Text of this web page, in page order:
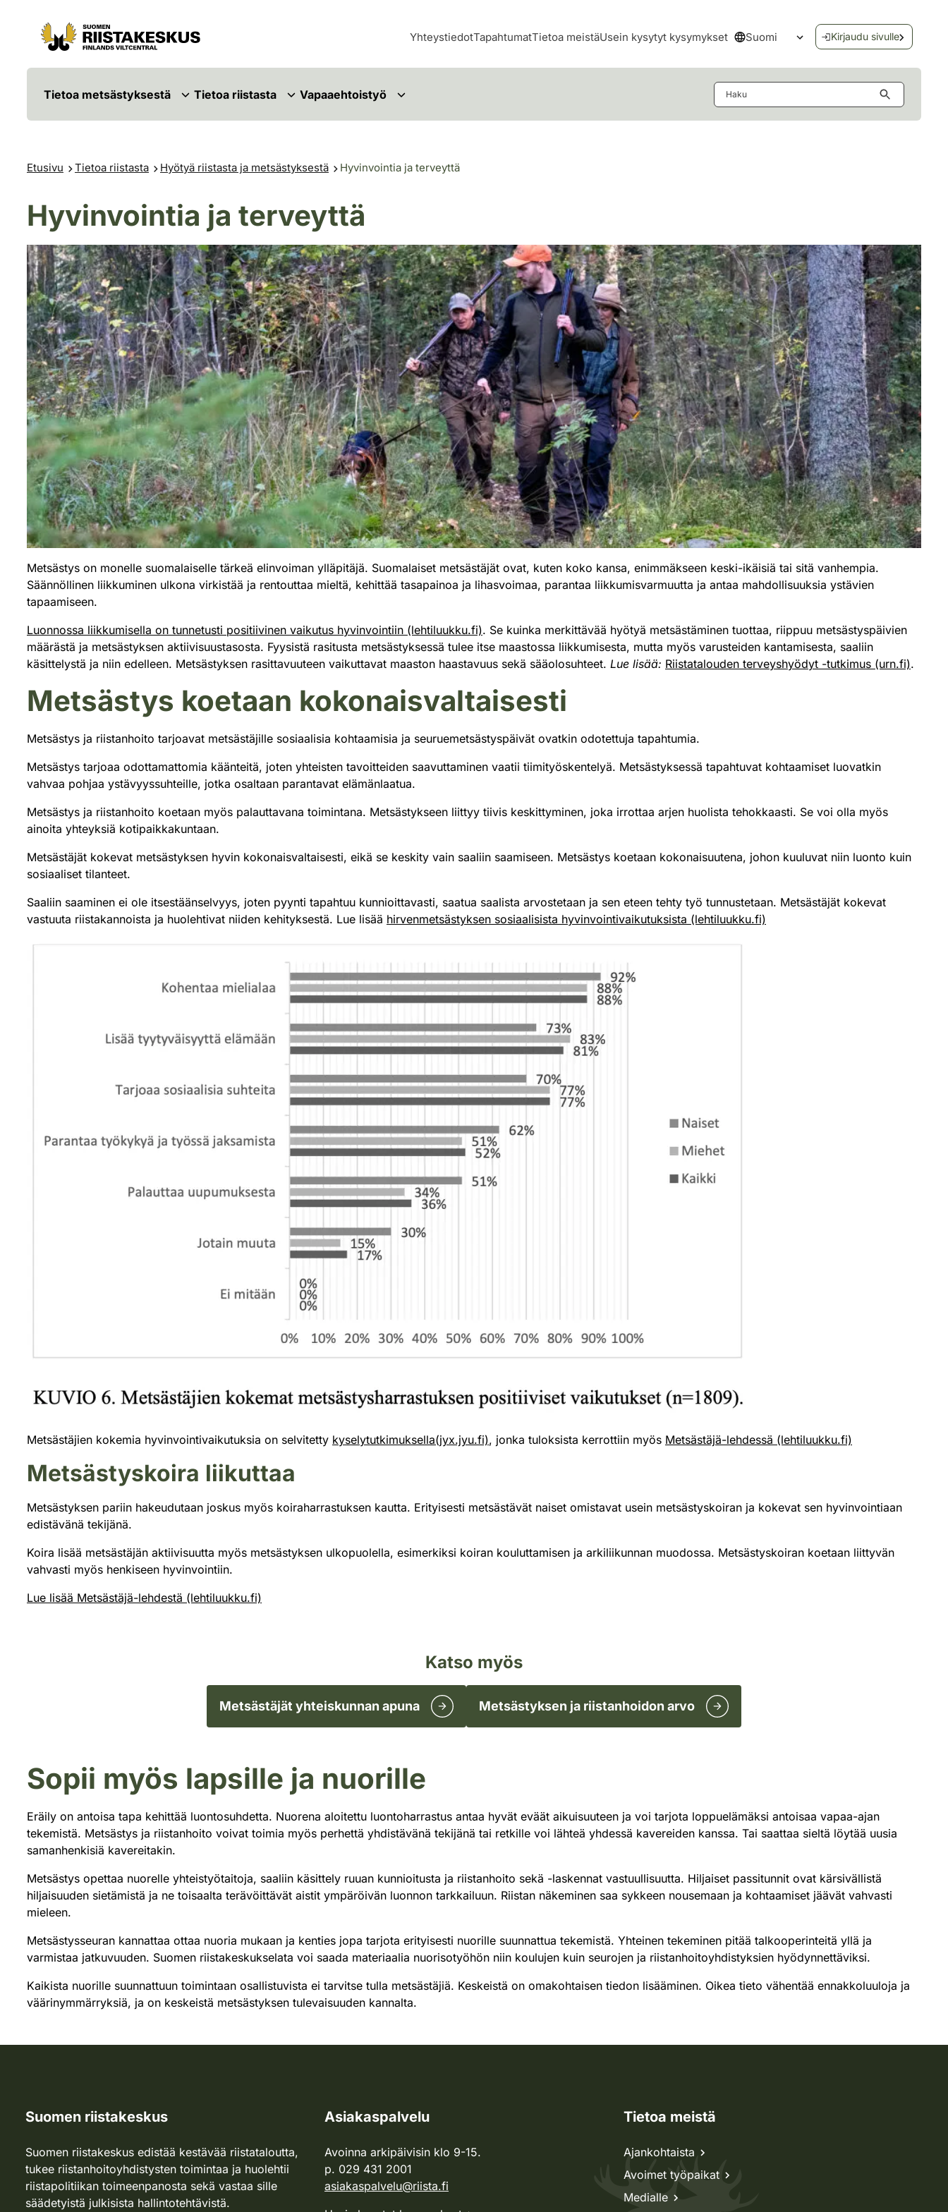
Siirry sisältöön
Siirry sivustokarttaan
YhteystiedotTapahtumatTietoa meistäUsein kysytyt kysymykset Suomi
Avaa kielivalikko
Kirjaudu sivulle
Tietoa metsästyksestä Tietoa riistasta Vapaaehtoistyö
Etusivu Tietoa riistasta Hyötyä riistasta ja metsästyksestä Hyvinvointia ja terveyttä
Hyvinvointia ja terveyttä
Metsästys on monelle suomalaiselle tärkeä elinvoiman ylläpitäjä. Suomalaiset metsästäjät ovat, kuten koko kansa, enimmäkseen keski-ikäisiä tai sitä vanhempia.
Säännöllinen liikkuminen ulkona virkistää ja rentouttaa mieltä, kehittää tasapainoa ja lihasvoimaa, parantaa liikkumisvarmuutta ja antaa mahdollisuuksia ystävien
tapaamiseen.
Luonnossa liikkumisella on tunnetusti positiivinen vaikutus hyvinvointiin (lehtiluukku.fi). Se kuinka merkittävää hyötyä metsästäminen tuottaa, riippuu metsästyspäivien
määrästä ja metsästyksen aktiivisuustasosta. Fyysistä rasitusta metsästyksessä tulee itse maastossa liikkumisesta, mutta myös varusteiden kantamisesta, saaliin
käsittelystä ja niin edelleen. Metsästyksen rasittavuuteen vaikuttavat maaston haastavuus sekä sääolosuhteet. Lue lisää: Riistatalouden terveyshyödyt -tutkimus (urn.fi).
Metsästys koetaan kokonaisvaltaisesti
Metsästys ja riistanhoito tarjoavat metsästäjille sosiaalisia kohtaamisia ja seuruemetsästyspäivät ovatkin odotettuja tapahtumia.
Metsästys tarjoaa odottamattomia käänteitä, joten yhteisten tavoitteiden saavuttaminen vaatii tiimityöskentelyä. Metsästyksessä tapahtuvat kohtaamiset luovatkin
vahvaa pohjaa ystävyyssuhteille, jotka osaltaan parantavat elämänlaatua.
Metsästys ja riistanhoito koetaan myös palauttavana toimintana. Metsästykseen liittyy tiivis keskittyminen, joka irrottaa arjen huolista tehokkaasti. Se voi olla myös
ainoita yhteyksiä kotipaikkakuntaan.
Metsästäjät kokevat metsästyksen hyvin kokonaisvaltaisesti, eikä se keskity vain saaliin saamiseen. Metsästys koetaan kokonaisuutena, johon kuuluvat niin luonto kuin
sosiaaliset tilanteet.
Saaliin saaminen ei ole itsestäänselvyys, joten pyynti tapahtuu kunnioittavasti, saatua saalista arvostetaan ja sen eteen tehty työ tunnustetaan. Metsästäjät kokevat
vastuuta riistakannoista ja huolehtivat niiden kehityksestä. Lue lisää hirvenmetsästyksen sosiaalisista hyvinvointivaikutuksista (lehtiluukku.fi)
Metsästäjien kokemia hyvinvointivaikutuksia on selvitetty kyselytutkimuksella(jyx.jyu.fi), jonka tuloksista kerrottiin myös Metsästäjä-lehdessä (lehtiluukku.fi)
Metsästyskoira liikuttaa
Metsästyksen pariin hakeudutaan joskus myös koiraharrastuksen kautta. Erityisesti metsästävät naiset omistavat usein metsästyskoiran ja kokevat sen hyvinvointiaan
edistävänä tekijänä.
Koira lisää metsästäjän aktiivisuutta myös metsästyksen ulkopuolella, esimerkiksi koiran kouluttamisen ja arkiliikunnan muodossa. Metsästyskoiran koetaan liittyvän
vahvasti myös henkiseen hyvinvointiin.
Lue lisää Metsästäjä-lehdestä (lehtiluukku.fi)
Katso myös
Metsästäjät yhteiskunnan apuna Metsästyksen ja riistanhoidon arvo
Sopii myös lapsille ja nuorille
Eräily on antoisa tapa kehittää luontosuhdetta. Nuorena aloitettu luontoharrastus antaa hyvät eväät aikuisuuteen ja voi tarjota loppuelämäksi antoisaa vapaa-ajan
tekemistä. Metsästys ja riistanhoito voivat toimia myös perhettä yhdistävänä tekijänä tai retkille voi lähteä yhdessä kavereiden kanssa. Tai saattaa sieltä löytää uusia
samanhenkisiä kavereitakin.
Metsästys opettaa nuorelle yhteistyötaitoja, saaliin käsittely ruuan kunnioitusta ja riistanhoito sekä -laskennat vastuullisuutta. Hiljaiset passitunnit ovat kärsivällistä
hiljaisuuden sietämistä ja ne toisaalta terävöittävät aistit ympäröivän luonnon tarkkailuun. Riistan näkeminen saa sykkeen nousemaan ja kohtaamiset jäävät vahvasti
mieleen.
Metsästysseuran kannattaa ottaa nuoria mukaan ja kenties jopa tarjota erityisesti nuorille suunnattua tekemistä. Yhteinen tekeminen pitää talkooperinteitä yllä ja
varmistaa jatkuvuuden. Suomen riistakeskukselata voi saada materiaalia nuorisotyöhön niin koulujen kuin seurojen ja riistanhoitoyhdistyksien hyödynnettäviksi.
Kaikista nuorille suunnattuun toimintaan osallistuvista ei tarvitse tulla metsästäjiä. Keskeistä on omakohtaisen tiedon lisääminen. Oikea tieto vähentää ennakkoluuloja ja
väärinymmärryksiä, ja on keskeistä metsästyksen tulevaisuuden kannalta.
Suomen riistakeskus
Suomen riistakeskus edistää kestävää riistataloutta,
tukee riistanhoitoyhdistysten toimintaa ja huolehtii
riistapolitiikan toimeenpanosta sekä vastaa sille
säädetyistä julkisista hallintotehtävistä.
Asiakaspalvelu
Avoinna arkipäivisin klo 9-15.
p. 029 431 2001
asiakaspalvelu@riista.fi
Tietoa meistä
Ajankohtaista
Avoimet työpaikat
Medialle